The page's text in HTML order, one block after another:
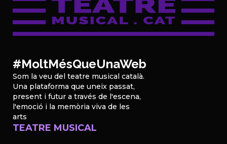
#MoltMésQueUnaWeb
Som la veu del teatre musical català.
Una plataforma que uneix passat,
present i futur a través de l'escena,
l'emoció i la memòria viva de les
arts
TEATRE MUSICAL